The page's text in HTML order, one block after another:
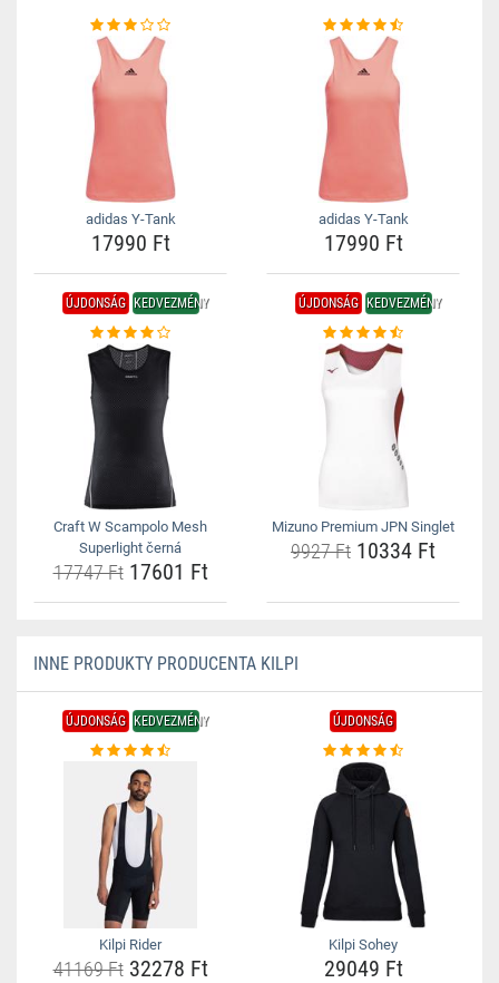
adidas Y-Tank
17990 Ft
adidas Y-Tank
17990 Ft
ÚJDONSÁG KEDVEZMÉNY
Craft W Scampolo Mesh
Superlight černá
17747 Ft17601 Ft
ÚJDONSÁG KEDVEZMÉNY
Mizuno Premium JPN Singlet
9927 Ft 10334 Ft
INNE PRODUKTY PRODUCENTA KILPI
ÚJDONSÁG KEDVEZMÉNY
Kilpi Rider
41169 Ft32278 Ft
ÚJDONSÁG
Kilpi Sohey
29049 Ft